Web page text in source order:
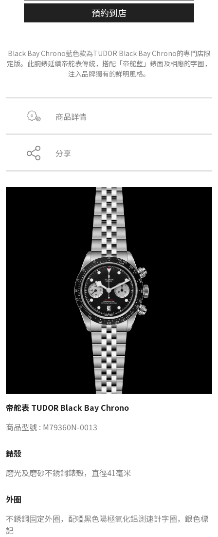
預約到店
Black Bay Chrono藍色款為TUDOR Black Bay Chrono的專門店限
定版。此腕錶延續帝舵表傳統，搭配「帝舵藍」錶面及相應的字圈，
注入品牌獨有的鮮明風格。
商品詳情
分享
帝舵表 TUDOR Black Bay Chrono
商品型號 : M79360N-0013
錶殼
磨光及磨砂不銹鋼錶殼，直徑41毫米
外圈
不銹鋼固定外圈，配啞黑色陽極氧化鋁測速計字圈，銀色標
記